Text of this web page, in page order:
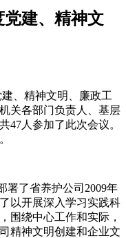
党建、精神文
、精神文明、廉政工
关各部门负责人、基层
47人参加了此次会议。
了省养护公司2009年
以开展深入学习实践科
围绕中心工作和实际，
精神文明创建和企业文